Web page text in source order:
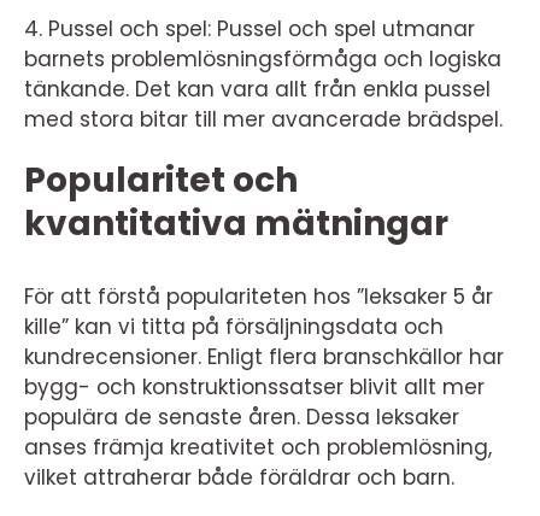
4. Pussel och spel: Pussel och spel utmanar
barnets problemlösningsförmåga och logiska
tänkande. Det kan vara allt från enkla pussel
med stora bitar till mer avancerade brädspel.
Popularitet och
kvantitativa mätningar
För att förstå populariteten hos ”leksaker 5 år
kille” kan vi titta på försäljningsdata och
kundrecensioner. Enligt flera branschkällor har
bygg- och konstruktionssatser blivit allt mer
populära de senaste åren. Dessa leksaker
anses främja kreativitet och problemlösning,
vilket attraherar både föräldrar och barn.